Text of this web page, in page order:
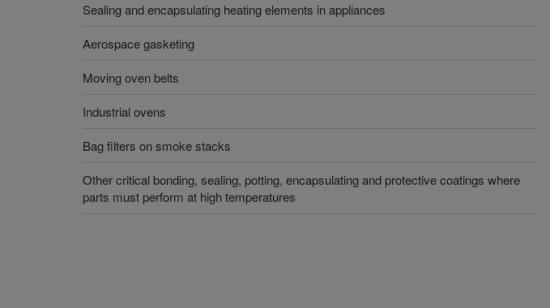
Sealing and encapsulating heating elements in appliances
Aerospace gasketing
Moving oven belts
Industrial ovens
Bag filters on smoke stacks
Other critical bonding, sealing, potting, encapsulating and protective coatings where
parts must perform at high temperatures